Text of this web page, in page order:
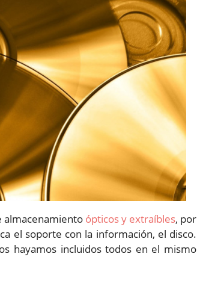
almacenamiento ópticos y extraíbles, por
el soporte con la información, el disco.
hayamos incluidos todos en el mismo